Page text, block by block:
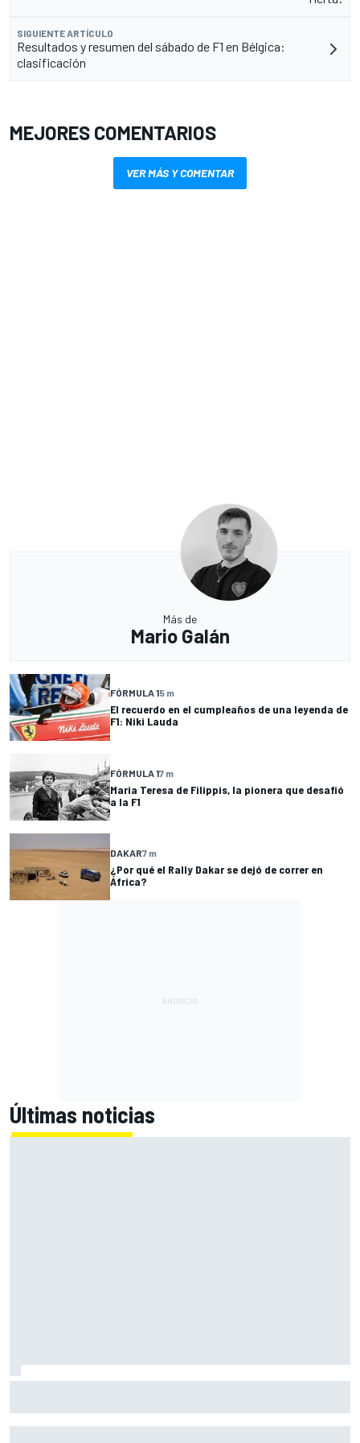
SIGUIENTE ARTÍCULO
Resultados y resumen del sábado de F1 en Bélgica:
clasificación
MEJORES COMENTARIOS
VER MÁS Y COMENTAR
Más de
Mario Galán
FÓRMULA 15 m
El recuerdo en el cumpleaños de una leyenda de
F1: Niki Lauda
FÓRMULA 17 m
Maria Teresa de Filippis, la pionera que desafió
a la F1
DAKAR7 m
¿Por qué el Rally Dakar se dejó de correr en
África?
Últimas noticias